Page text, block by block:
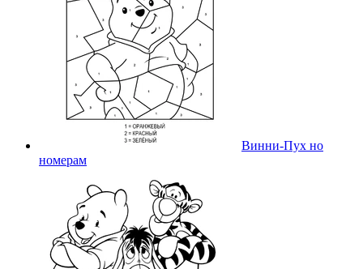
Винни-Пух но
номерам